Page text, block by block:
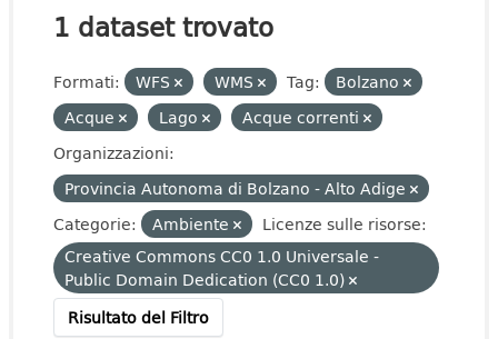
1 dataset trovato
Formati: WFS WMS Tag:
Bolzano
Acque
Lago
Acque correnti
Organizzazioni:
Provincia Autonoma di Bolzano - Alto Adige
Categorie:
Ambiente
Licenze sulle risorse:
Creative Commons CC0 1.0 Universale -
Public Domain Dedication (CC0 1.0)
Risultato del Filtro